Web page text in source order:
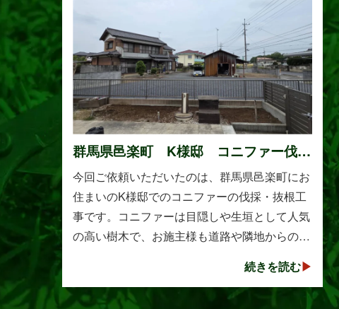
群馬県邑楽町 K様邸 コニファー伐
採・抜根工事
今回ご依頼いただいたのは、群馬県邑楽町にお
住まいのK様邸でのコニファーの伐採・抜根工
事です。コニファーは目隠しや生垣として人気
の高い樹木で、お施主様も道路や隣地からの視
年数の経過とともに想像以上に大きく成長し、
枝葉が･･･
続きを読む